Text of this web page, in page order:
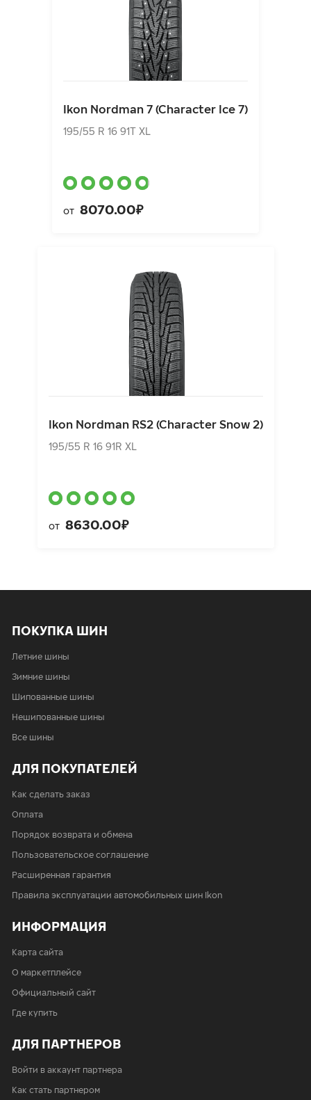
Ikon Nordman 7 (Character Ice 7)
195/55 R 16 91T XL
от 8070.00₽
Ikon Nordman RS2 (Character Snow 2)
195/55 R 16 91R XL
от 8630.00₽
Ikon Nordman 7 (Character Ice 7)
195/55 R 16 91T XL
от8070.00₽
Ikon Nordman RS2 (Character Snow 2)
195/55 R 16 91R XL
от8630.00₽
ПОКУПКА ШИН
Летние шины
Зимние шины
Шипованные шины
Нешипованные шины
Все шины
ДЛЯ ПОКУПАТЕЛЕЙ
Как сделать заказ
Оплата
Порядок возврата и обмена
Пользовательское соглашение
Расширенная гарантия
Правила эксплуатации автомобильных шин Ikon
ИНФОРМАЦИЯ
Карта сайта
О маркетплейсе
Официальный сайт
Где купить
ДЛЯ ПАРТНЕРОВ
Войти в аккаунт партнера
Как стать партнером